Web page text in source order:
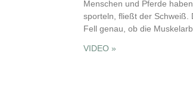
Menschen und Pferde
sporteln, fließt der Schweiß.
Fell genau, ob die
VIDEO »